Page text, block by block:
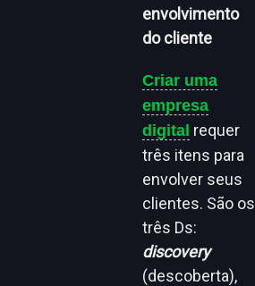
envolvimento
do cliente
Criar uma
empresa
digital requer
três itens para
envolver seus
clientes. São os
três Ds:
discovery
(descoberta),